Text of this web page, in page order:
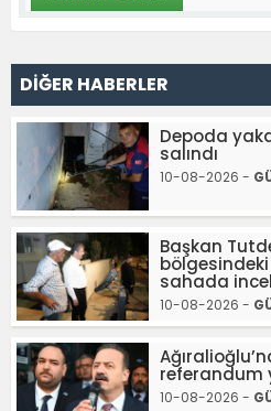
DİĞER HABERLER
Depoda
salındı
10-08-2026 -
Başkan
sahada
10-08-2026 -
referandum
10-08-2026 -